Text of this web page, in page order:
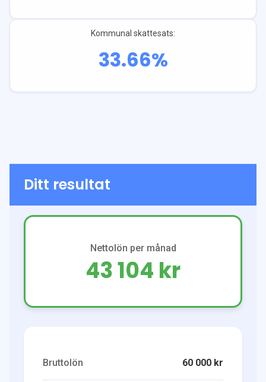
Kommunal skattesats:
33.66%
Ditt resultat
Nettolön per månad
43 104 kr
Bruttolön 60 000 kr